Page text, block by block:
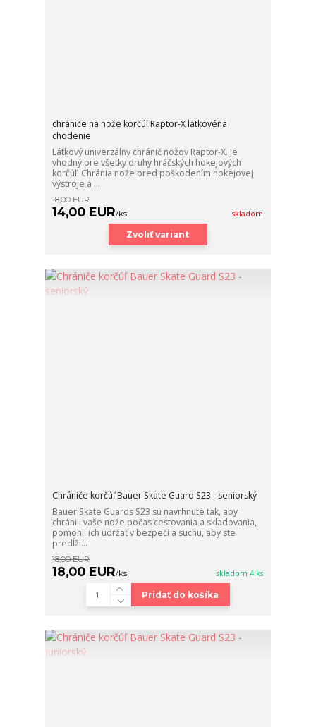
chrániče na nože korčúl Raptor-X látkovéna
chodenie
Látkový univerzálny chránič nožov Raptor-X. Je
vhodný pre všetky druhy hráčských hokejových
korčúľ. Chránia nože pred poškodením hokejovej
výstroje a ...
18,00 EUR
14,00 EUR/ks skladom
Zvoliť variant
Chrániče korčúľ Bauer Skate Guard S23 - seniorský
Bauer Skate Guards S23 sú navrhnuté tak, aby
chránili vaše nože počas cestovania a skladovania,
pomohli ich udržať v bezpečí a suchu, aby ste
predĺži...
18,00 EUR
18,00 EUR/ks skladom 4 ks
Pridať do košíka